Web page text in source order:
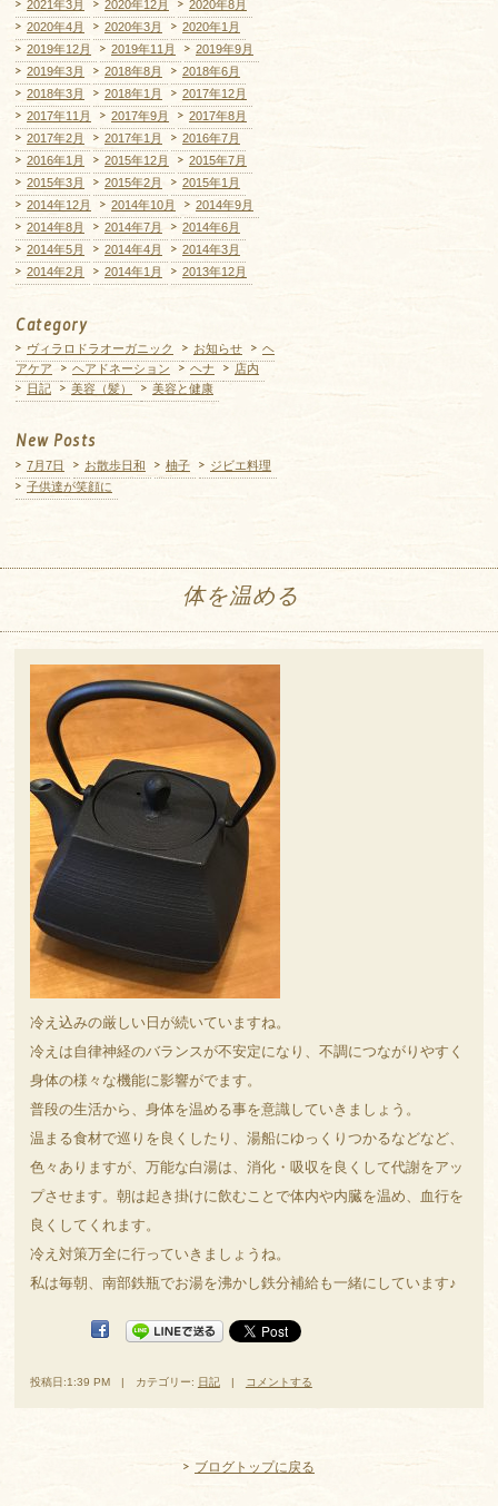
2021年3月
2020年12月
2020年8月
2020年4月
2020年3月
2020年1月
2019年12月
2019年11月
2019年9月
2019年3月
2018年8月
2018年6月
2018年3月
2018年1月
2017年12月
2017年11月
2017年9月
2017年8月
2017年2月
2017年1月
2016年7月
2016年1月
2015年12月
2015年7月
2015年3月
2015年2月
2015年1月
2014年12月
2014年10月
2014年9月
2014年8月
2014年7月
2014年6月
2014年5月
2014年4月
2014年3月
2014年2月
2014年1月 2013年12月
Category
ヴィラロドラオーガニック お知らせ
ヘ
アケア
ヘアドネーション ヘナ
店内
日記
美容（髪） 美容と健康
New Posts
7月7日 お散歩日和 柚子
ジビエ料理
子供達が笑顔に
体を温める
冷え込みの厳しい日が続いていますね。
冷えは自律神経のバランスが不安定になり、不調につながりやすく
身体の様々な機能に影響がでます。
普段の生活から、身体を温める事を意識していきましょう。
温まる食材で巡りを良くしたり、湯船にゆっくりつかるなどなど、
色々ありますが、万能な白湯は、消化・吸収を良くして代謝をアッ
プさせます。朝は起き掛けに飲むことで体内や内臓を温め、血行を
良くしてくれます。
冷え対策万全に行っていきましょうね。
私は毎朝、南部鉄瓶でお湯を沸かし鉄分補給も一緒にしています♪
投稿日:1:39 PM | カテゴリー: 日記| コメントする
ブログトップに戻る